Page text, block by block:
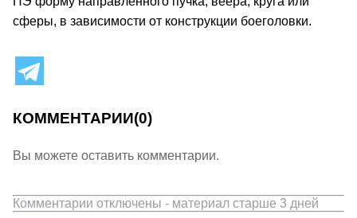
сферы, в зависимости от конструкции боеголовки.
КОММЕНТАРИИ(0)
Вы можете оставить комментарии.
Комментарии отключены - материал старше 3 дней